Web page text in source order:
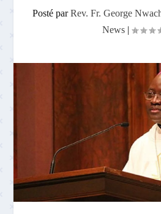
Posté parRev. Fr. George
News |